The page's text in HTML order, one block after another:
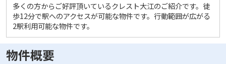
多くの方からご好評頂いているクレスト大江のご紹介です。徒
歩12分で駅へのアクセスが可能な物件です。行動範囲が広がる
2駅利用可能な物件です。
物件概要